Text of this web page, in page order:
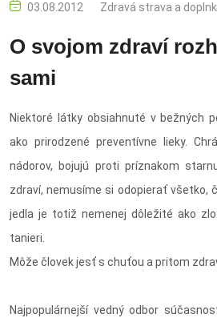
03.08.2012 Zdravá strava a
O svojom zdraví
sami
Niektoré látky obsiahnuté v bežných
ako prirodzené preventívne lieky.
nádorov, bojujú proti príznakom
zdraví, nemusíme si odopierať všetko,
jedla je totiž nemenej dôležité ako
tanieri.
Môže človek jesť s chuťou a pritom
Najpopulárnejší vedný odbor